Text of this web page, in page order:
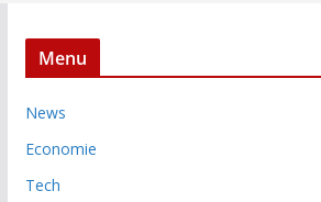
Menu
News
Economie
Tech